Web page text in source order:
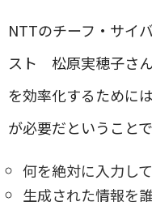
NTTのチーフ・サイ
スト 松原実穂子さ
を効率化するために
が必要だということで
何を絶対に入力し
生成された情報を